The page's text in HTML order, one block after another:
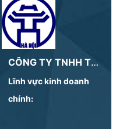
CÔNG TY TNHH THƯƠNG MẠI VÀ DỊCH VỤ THANH CHUNG
Lĩnh vực kinh doanh
chính: